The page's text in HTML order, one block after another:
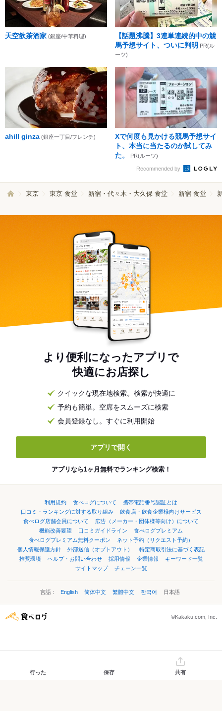
天空飲茶酒家 (銀座/中華料理)
【話題沸騰】3連単連続的中の競
馬予想サイト、ついに判明 PR(ル
ーツ)
ahill ginza (銀座一丁目/フレンチ)
Xで何度も見かける競馬予想サイ
ト、本当に当たるのか試してみ
た。
PR(ルーツ)
Recommended by
東京 東京 食堂 新宿・代々木・大久保 食堂 新宿 食堂
より便利になったアプリで
快適にお店探し
クイックな現在地検索。検索が快適に
予約も簡単。空席をスムーズに検索
会員登録なし。すぐに利用開始
アプリで開く
アプリなら1ヶ月無料でランキング検索！
利用規約 食べログについて
携帯電話番号認証とは
口コミ・ランキングに対する取り組み
飲食店・飲食企業様向けサービス
食べログ店舗会員について
広告（メーカー・団体様等向け）について
機能改善要望
口コミガイドライン
食べログプレミアム
食べログプレミアム無料クーポン
ネット予約（リクエスト予約）
個人情報保護方針
外部送信（オプトアウト）
特定商取引法に基づく表記
推奨環境
ヘルプ・お問い合わせ 採用情報 企業情報
キーワード一覧
サイトマップ
チェーン一覧
言語： English 简体中文 繁體中文 한국어 日本語
©Kakaku.com, Inc.
行った 保存 共有